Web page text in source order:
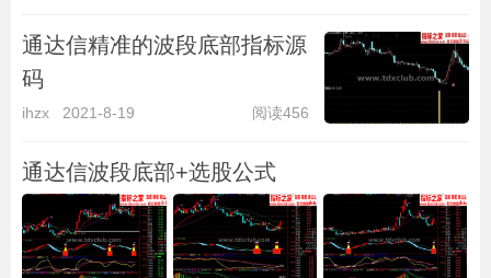
通达信精准的波段底部指标源
码
ihzx 2021-8-19 阅读456
通达信波段底部+选股公式